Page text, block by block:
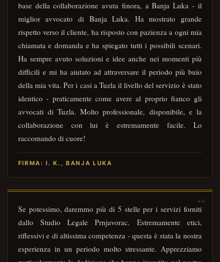
base della collaborazione avuta finora, a Banja Luka - il
miglior avvocato di Banja Luka. Ha mostrato grande
rispetto verso il cliente, ha risposto con pazienza a ogni mia
chiamata e domanda e ha spiegato tutti i possibili scenari.
Ha sempre avuto soluzioni e idee anche nei momenti più
difficili e mi ha aiutato ad attraversare il periodo più buio
della mia vita. Per i casi a Tuzla il livello del servizio è stato
identico - praticamente come avere al proprio fianco gli
avvocati di Tuzla. Molto professionale, disponibile, e la
collaborazione con lui è estremamente facile. Lo
raccomando di cuore!
FIRMA: I. K., BANJA LUKA
Se potessimo, daremmo più di 5 stelle per i servizi forniti
dallo Studio Legale Prnjavorac. Estremamente etici,
riflessivi e di altissima competenza - questa è stata la nostra
esperienza in un periodo molto stressante. Apprezziamo